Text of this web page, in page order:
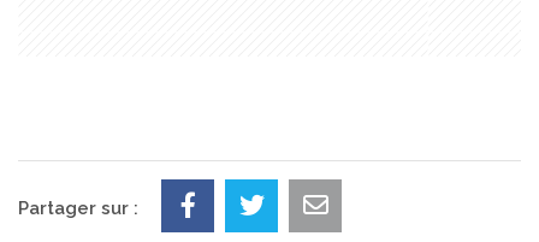
Partager sur :